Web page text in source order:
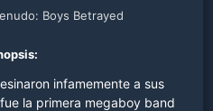
Boys Betrayed
infamemente a sus
la primera megaboy band